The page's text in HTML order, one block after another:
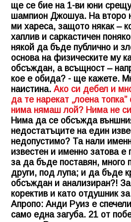
ще се бие на 1-ви юни
шампион Джошуа. На второ
ми хареса, защото някак –
хаплив и саркастичен
някой да бъде публично и
основа на физическите му
обсъждан, а всъщност –
кое е обида? - ще кажете.
наистина. Ако си дебел и
да те нарекат „лоена
нима нямаш лой? Нима не
Нима да се обсъжда
недостатъците на един
недопустимо? Та нали
известен и именно затова е
за да бъде поставян, много
други, под лупа; и да бъде
обсъждан и анализиран?!
коректив и като отдушник
Апропо: Анди Руиз е
само една загуба. 21 от